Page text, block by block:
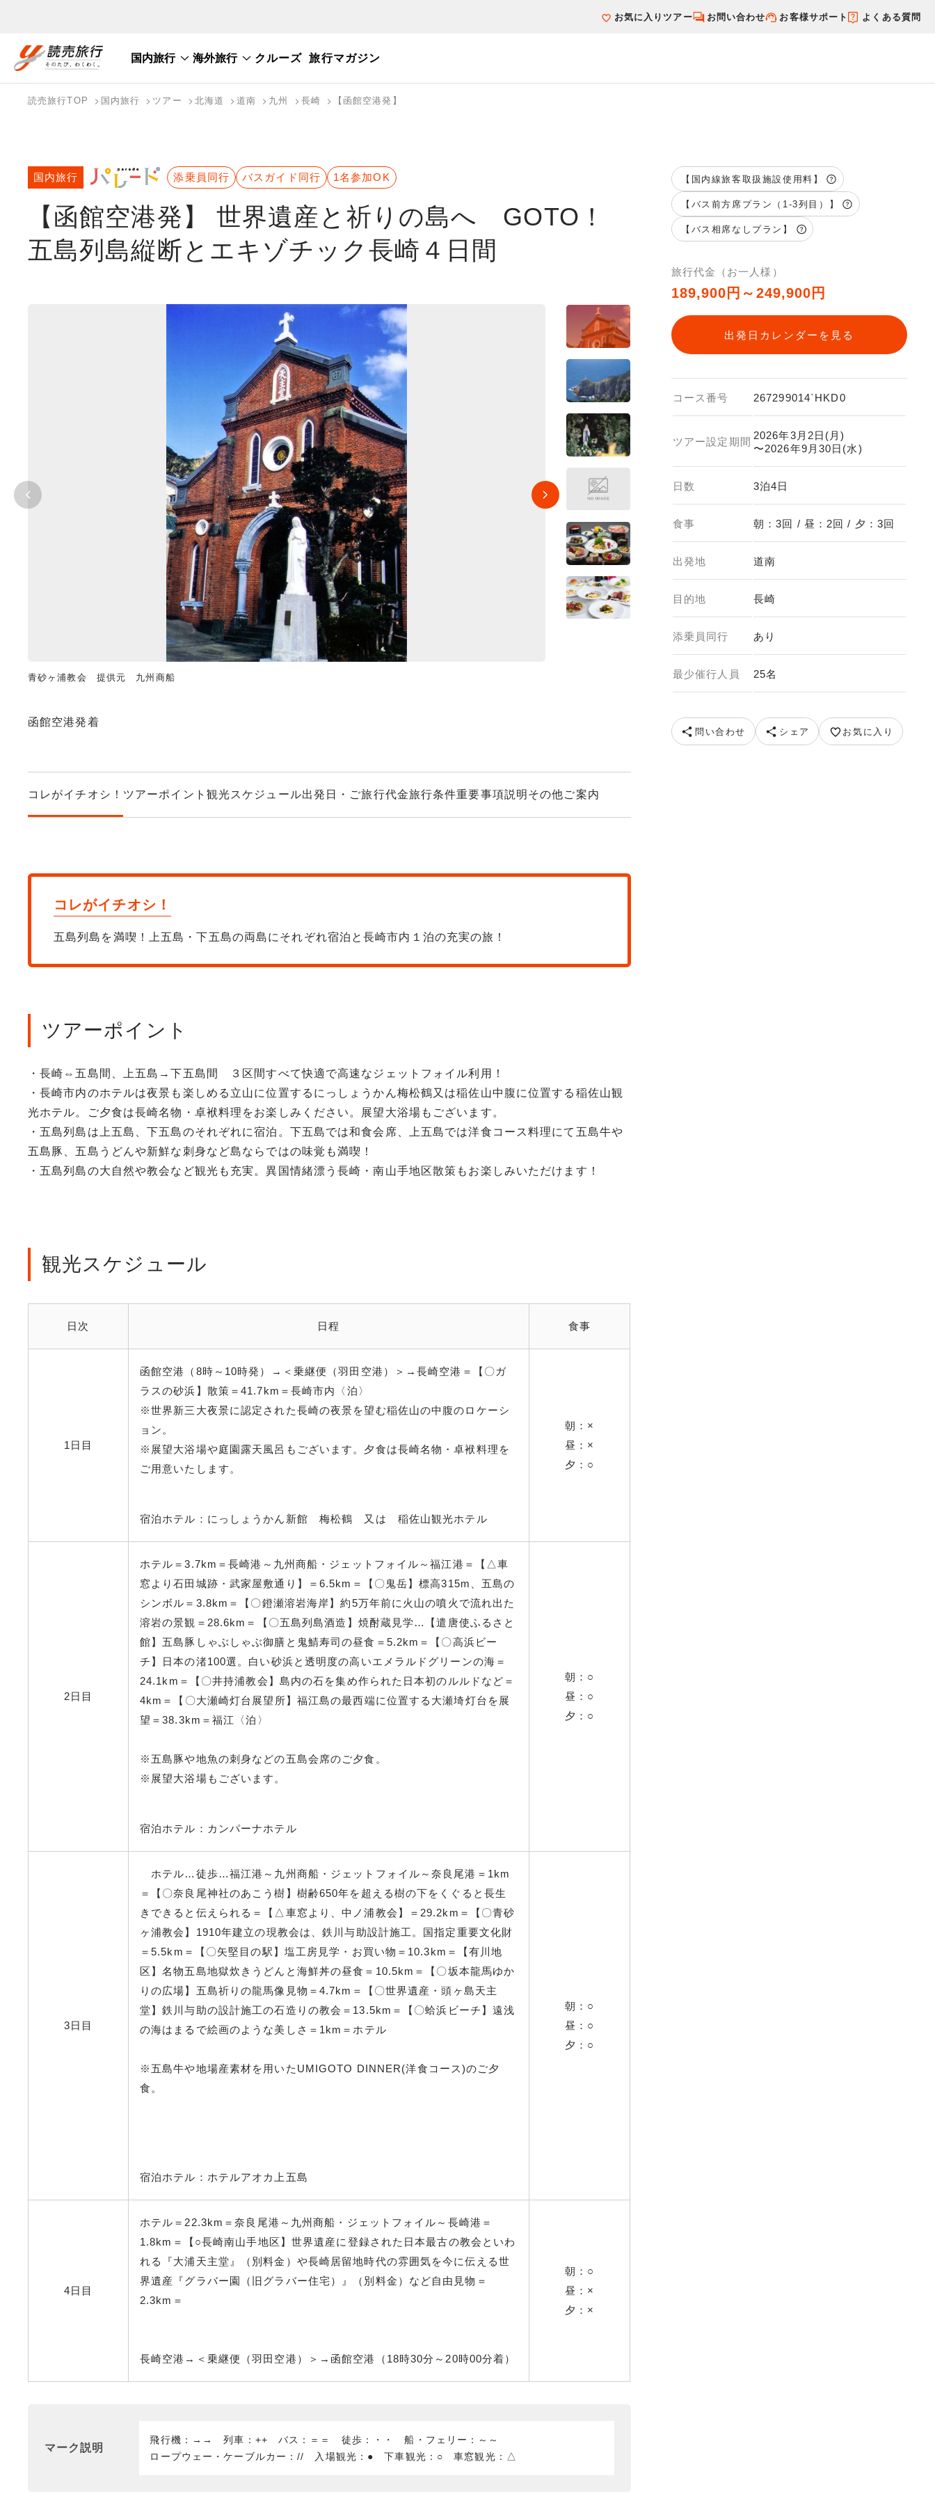
お気に入りツアー お問い合わせ お客様サポート よくある質問
国内旅行 海外旅行 クルーズ 旅行マガジン
国内旅行トップ
海外旅行トップ
読売旅行TOP 国内旅行 ツアー 北海道 道南 九州 長崎 【函館空港発】
【函館空港発】 世界遺産と祈りの島へ GOTO！
五島列島縦断とエキゾチック長崎４日間
国内旅行 添乗員同行 バスガイド同行 1名参加OK
青砂ヶ浦教会 提供元 九州商船 大瀬崎断崖 提供元 九州商船
函館空港発着
コレがイチオシ！ ツアーポイント 観光スケジュール出発日・ご旅行代金旅行条件重要事項説明 その他ご案内
コレがイチオシ！
五島列島を満喫！上五島・下五島の両島にそれぞれ宿泊と長崎市内１泊の充実の旅！
ツアーポイント
・長崎⇔五島間、上五島→下五島間 ３区間すべて快適で高速なジェットフォイル利用！
・長崎市内のホテルは夜景も楽しめる立山に位置するにっしょうかん梅松鶴又は稲佐山中腹に位置する稲佐山観
光ホテル。ご夕食は長崎名物・卓袱料理をお楽しみください。展望大浴場もございます。
・五島列島は上五島、下五島のそれぞれに宿泊。下五島では和食会席、上五島では洋食コース料理にて五島牛や
五島豚、五島うどんや新鮮な刺身など島ならではの味覚も満喫！
・五島列島の大自然や教会など観光も充実。異国情緒漂う長崎・南山手地区散策もお楽しみいただけます！
観光スケジュール
日次 日程 食事
1日目
函館空港（8時～10時発）→＜乗継便（羽田空港）＞→長崎空港＝【〇ガ
ラスの砂浜】散策＝41.7km＝長崎市内〈泊〉
※世界新三大夜景に認定された長崎の夜景を望む稲佐山の中腹のロケーシ
ョン。
※展望大浴場や庭園露天風呂もございます。夕食は長崎名物・卓袱料理を
ご用意いたします。
宿泊ホテル：にっしょうかん新館 梅松鶴 又は 稲佐山観光ホテル
朝：×
昼：×
夕：○
2日目
ホテル＝3.7km＝長崎港～九州商船・ジェットフォイル～福江港＝【△車
窓より石田城跡・武家屋敷通り】＝6.5km＝【〇鬼岳】標高315m、五島の
シンボル＝3.8km＝【〇鐙瀬溶岩海岸】約5万年前に火山の噴火で流れ出た
溶岩の景観＝28.6km＝【〇五島列島酒造】焼酎蔵見学…【遣唐使ふるさと
館】五島豚しゃぶしゃぶ御膳と鬼鯖寿司の昼食＝5.2km＝【〇高浜ビー
チ】日本の渚100選。白い砂浜と透明度の高いエメラルドグリーンの海＝
24.1km＝【〇井持浦教会】島内の石を集め作られた日本初のルルドなど＝
4km＝【〇大瀬崎灯台展望所】福江島の最西端に位置する大瀬埼灯台を展
望＝38.3km＝福江〈泊〉
※五島豚や地魚の刺身などの五島会席のご夕食。
※展望大浴場もございます。
宿泊ホテル：カンパーナホテル
朝：○
昼：○
夕：○
3日目
ホテル…徒歩…福江港～九州商船・ジェットフォイル～奈良尾港＝1km
＝【〇奈良尾神社のあこう樹】樹齢650年を超える樹の下をくぐると長生
きできると伝えられる＝【△車窓より、中ノ浦教会】＝29.2km＝【〇青砂
ヶ浦教会】1910年建立の現教会は、鉄川与助設計施工。国指定重要文化財
＝5.5km＝【〇矢堅目の駅】塩工房見学・お買い物＝10.3km＝【有川地
区】名物五島地獄炊きうどんと海鮮丼の昼食＝10.5km＝【〇坂本龍馬ゆか
りの広場】五島祈りの龍馬像見物＝4.7km＝【〇世界遺産・頭ヶ島天主
堂】鉄川与助の設計施工の石造りの教会＝13.5km＝【〇蛤浜ビーチ】遠浅
の海はまるで絵画のような美しさ＝1km＝ホテル
※五島牛や地場産素材を用いたUMIGOTO DINNER(洋食コース)のご夕
食。
宿泊ホテル：ホテルアオカ上五島
朝：○
昼：○
夕：○
4日目
ホテル＝22.3km＝奈良尾港～九州商船・ジェットフォイル～長崎港＝
1.8km＝【○長崎南山手地区】世界遺産に登録された日本最古の教会といわ
れる『大浦天主堂』（別料金）や長崎居留地時代の雰囲気を今に伝える世
界遺産『グラバー園（旧グラバー住宅）』（別料金）など自由見物＝
2.3km＝
長崎空港→＜乗継便（羽田空港）＞→函館空港（18時30分～20時00分着）
朝：○
昼：×
夕：×
マーク説明
飛行機：→→ 列車：++ バス：＝＝ 徒歩：・・ 船・フェリー：～～
ロープウェー・ケーブルカー：// 入場観光：● 下車観光：○ 車窓観光：△
【国内線旅客取扱施設使用料】
【バス前方席プラン（1-3列目）】
【バス相席なしプラン】
旅行代金（お一人様）
189,900円～249,900円
出発日カレンダーを見る
コース番号 267299014`HKD0
ツアー設定期間
2026年3月2日(月)
〜2026年9月30日(水)
日数 3泊4日
食事 朝：3回 / 昼：2回 / 夕：3回
出発地 道南
目的地 長崎
添乗員同行 あり
最少催行人員 25名
問い合わせ シェア お気に入り